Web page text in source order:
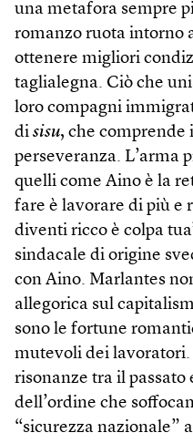
una metafora sempre
romanzo ruota intorno
ottenere migliori
taglialegna. Ciò che
loro compagni
di sisu, che comprende
perseveranza. L’arma
quelli come Aino è la
fare è lavorare di più e
diventi ricco è colpa
sindacale di origine
con Aino. Marlantes
allegorica sul
sono le fortune
mutevoli dei lavoratori.
risonanze tra il passato
dell’ordine che
“sicurezza nazionale”